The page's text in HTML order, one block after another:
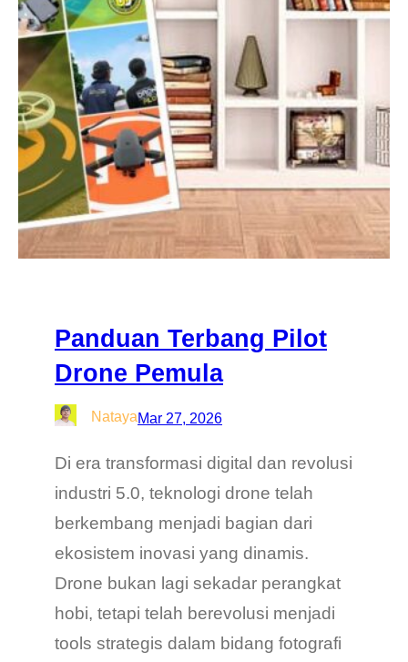
Panduan Terbang Pilot
Drone Pemula
NatayaMar 27, 2026
Di era transformasi digital dan revolusi
industri 5.0, teknologi drone telah
berkembang menjadi bagian dari
ekosistem inovasi yang dinamis.
Drone bukan lagi sekadar perangkat
hobi, tetapi telah berevolusi menjadi
tools strategis dalam bidang fotografi